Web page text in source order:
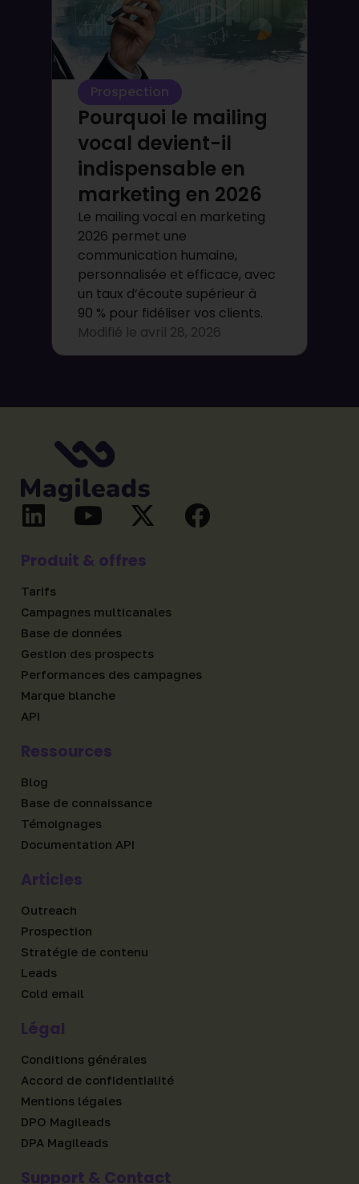
Prospection
Pourquoi le mailing
vocal devient-il
indispensable en
marketing en 2026
Le mailing vocal en marketing
2026 permet une
communication humaine,
personnalisée et efficace, avec
un taux d’écoute supérieur à
90 % pour fidéliser vos clients.
Modifié le avril 28, 2026
Produit & offres
Tarifs
Campagnes multicanales
Base de données
Gestion des prospects
Performances des campagnes
Marque blanche
API
Ressources
Blog
Base de connaissance
Témoignages
Documentation API
Articles
Outreach
Prospection
Stratégie de contenu
Leads
Cold email
Légal
Conditions générales
Accord de confidentialité
Mentions légales
DPO Magileads
DPA Magileads
Support & Contact